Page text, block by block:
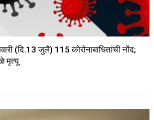
(दि.13 जुलै) 115 कोरोनाबाधितांची नोंद;
मृत्यू